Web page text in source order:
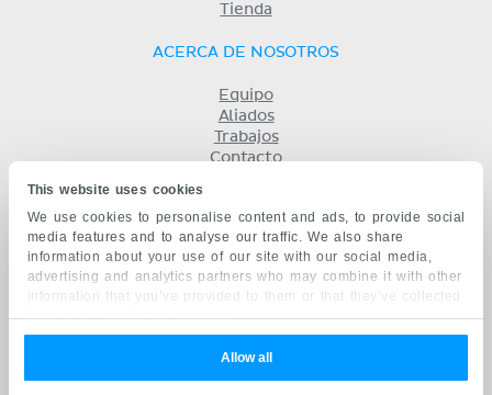
This website uses cookies
We use cookies to personalise content and ads, to provide social
media features and to analyse our traffic. We also share
information about your use of our site with our social media,
advertising and analytics partners who may combine it with other
information that you’ve provided to them or that they’ve collected
from your use of their services.
Allow all
Tienda
ACERCA DE NOSOTROS
Equipo
Aliados
Trabajos
Contacto
Términos y condiciones
Privacidad
KENHUB EN...
English
русский